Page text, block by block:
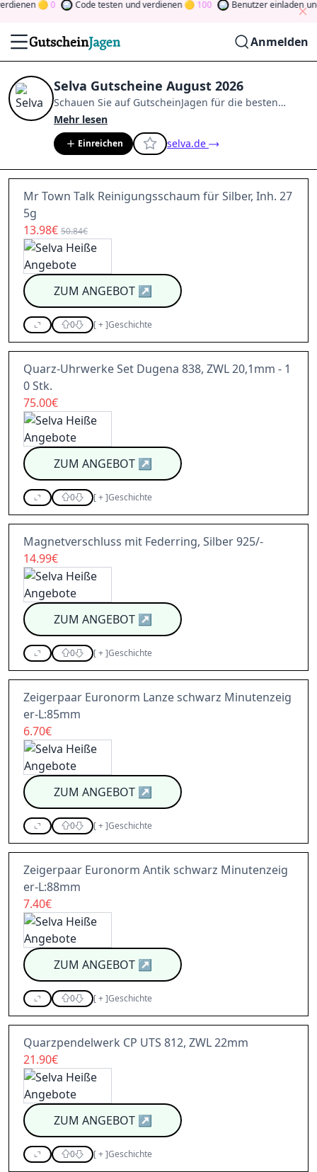
0 Code testen und verdienen 100 Benutzer einladen und
Anmelden
Selva Gutscheine August 2026
Schauen Sie auf GutscheinJagen für die besten
Selva-Angebote im
der Community
und verdienen Sie Tokens, indem Sie
durch Abstimmen, Testen, Teilen und mehr
beitragen. Drehen Sie den Glücksklee
Sie Geld
Mehr lesen
Einreichen selva.de
Mr Town Talk Reinigungsschaum für Silber, Inh. 27
5g
13.98€ 50.84€
ZUM ANGEBOT↗
0 [+]Geschichte
Quarz-Uhrwerke Set Dugena 838, ZWL 20,1mm - 1
0 Stk.
75.00€
ZUM ANGEBOT↗
0 [+]Geschichte
Magnetverschluss mit Federring, Silber 925/-
14.99€
ZUM ANGEBOT↗
0 [+]Geschichte
Zeigerpaar Euronorm Lanze schwarz Minutenzeig
er-L:85mm
6.70€
ZUM ANGEBOT↗
0 [+]Geschichte
Zeigerpaar Euronorm Antik schwarz Minutenzeig
er-L:88mm
7.40€
ZUM ANGEBOT↗
0 [+]Geschichte
Quarzpendelwerk CP UTS 812, ZWL 22mm
21.90€
ZUM ANGEBOT↗
0 [+]Geschichte